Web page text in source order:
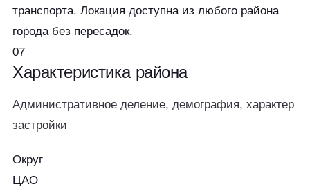
транспорта. Локация доступна из любого района
города без пересадок.
07
Характеристика района
Административное деление, демография, характер
застройки
Округ
ЦАО